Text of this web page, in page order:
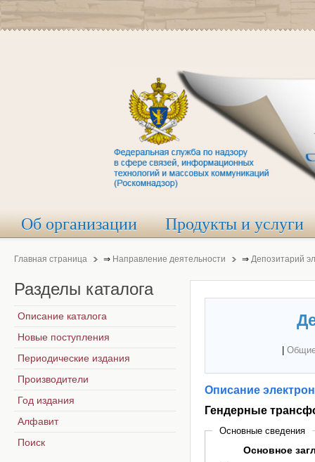
Об организации Продукты и услуги
Главная страница ⇒ Направление деятельности ⇒ Депозитарий
Описание
Гендерные
Основные сведения
Основное
Разделы каталога
Описание каталога
Новые поступления
Периодические издания
Производители
Год издания
Алфавит
Поиск